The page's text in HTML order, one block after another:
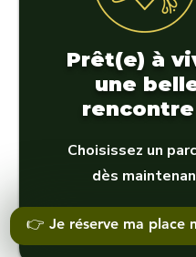
Accrobranche &
Journée nature –
Détails &
👉 Je réserve ma place
Choisissez un
dès
Prêt(e) à
une
rencontre